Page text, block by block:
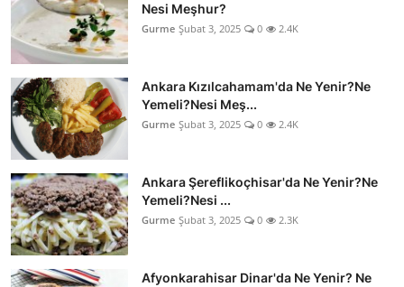
Nesi Meşhur?
Gurme Şubat 3, 2025 0 2.4K
Ankara Kızılcahamam'da Ne Yenir?Ne
Yemeli?Nesi Meş...
Gurme Şubat 3, 2025 0 2.4K
Ankara Şereflikoçhisar'da Ne Yenir?Ne
Yemeli?Nesi ...
Gurme Şubat 3, 2025 0 2.3K
Afyonkarahisar Dinar'da Ne Yenir? Ne